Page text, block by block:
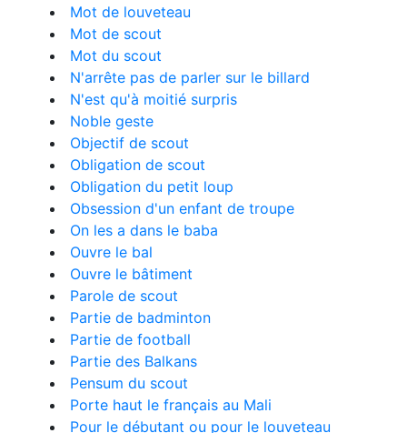
Mot de louveteau
Mot de scout
Mot du scout
N'arrête pas de parler sur le billard
N'est qu'à moitié surpris
Noble geste
Objectif de scout
Obligation de scout
Obligation du petit loup
Obsession d'un enfant de troupe
On les a dans le baba
Ouvre le bal
Ouvre le bâtiment
Parole de scout
Partie de badminton
Partie de football
Partie des Balkans
Pensum du scout
Porte haut le français au Mali
Pour le débutant ou pour le louveteau